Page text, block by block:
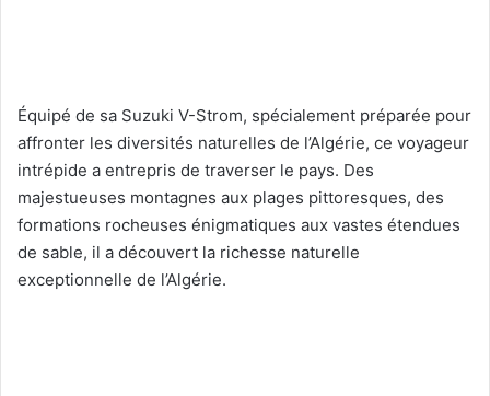
Équipé de sa Suzuki V-Strom, spécialement préparée pour
affronter les diversités naturelles de l’Algérie, ce voyageur
intrépide a entrepris de traverser le pays. Des
majestueuses montagnes aux plages pittoresques, des
formations rocheuses énigmatiques aux vastes étendues
de sable, il a découvert la richesse naturelle
exceptionnelle de l’Algérie.